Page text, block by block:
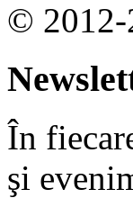
© 2012-
În
şi